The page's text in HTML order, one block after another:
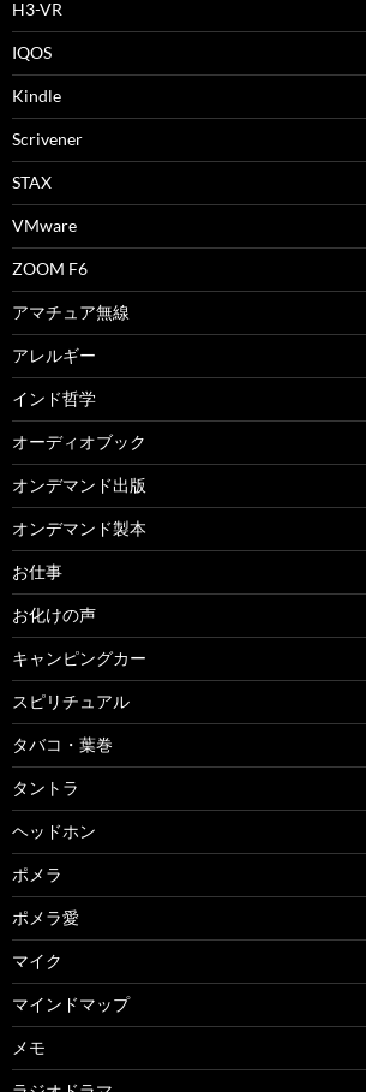
H3-VR
IQOS
Kindle
Scrivener
STAX
VMware
ZOOM F6
アマチュア無線
アレルギー
インド哲学
オーディオブック
オンデマンド出版
オンデマンド製本
お仕事
お化けの声
キャンピングカー
スピリチュアル
タバコ・葉巻
タントラ
ヘッドホン
ポメラ
ポメラ愛
マイク
マインドマップ
メモ